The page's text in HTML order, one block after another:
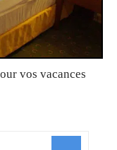
vos vacances